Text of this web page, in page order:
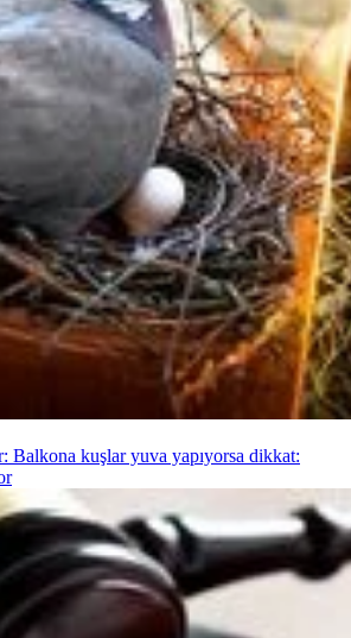
Balkona kuşlar yuva yapıyorsa dikkat: